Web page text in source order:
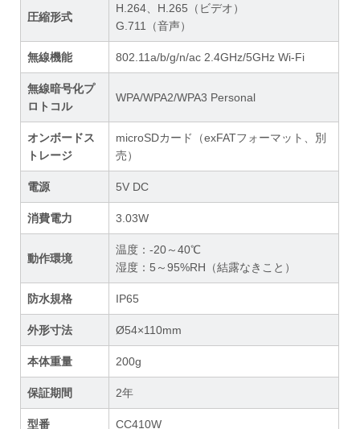
圧縮形式
H.264、H.265（ビデオ）
G.711（音声）
無線機能 802.11a/b/g/n/ac 2.4GHz/5GHz Wi-Fi
無線暗号化プ
ロトコル
WPA/WPA2/WPA3 Personal
オンボードス
トレージ
microSDカード（exFATフォーマット、別
売）
電源 5V DC
消費電力 3.03W
動作環境
温度：-20～40℃
湿度：5～95%RH（結露なきこと）
防水規格 IP65
外形寸法 Ø54×110mm
本体重量 200g
保証期間 2年
型番 CC410W